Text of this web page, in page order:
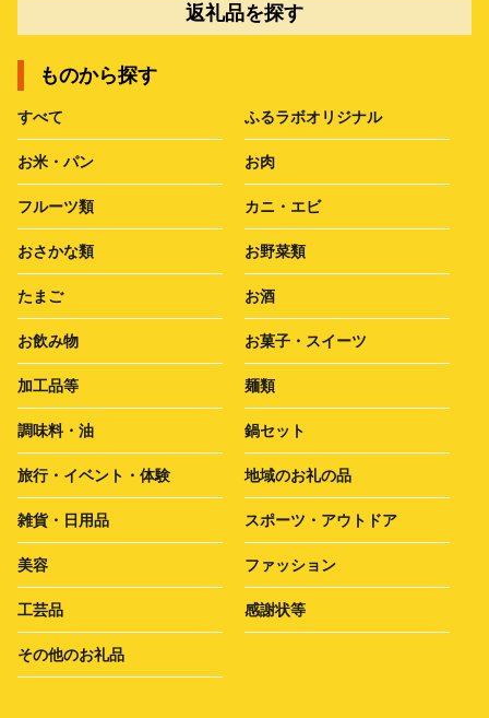
返礼品を探す
ものから探す
すべて ふるラボオリジナル
お米・パン お肉
フルーツ類 カニ・エビ
おさかな類 お野菜類
たまご お酒
お飲み物 お菓子・スイーツ
加工品等 麺類
調味料・油 鍋セット
旅行・イベント・体験 地域のお礼の品
雑貨・日用品 スポーツ・アウトドア
美容 ファッション
工芸品 感謝状等
その他のお礼品